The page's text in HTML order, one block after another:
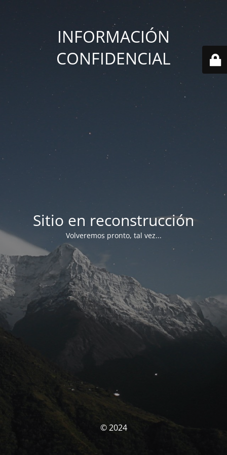
INFORMACIÓN
CONFIDENCIAL
Sitio en reconstrucción
Volveremos pronto, tal vez...
© 2024